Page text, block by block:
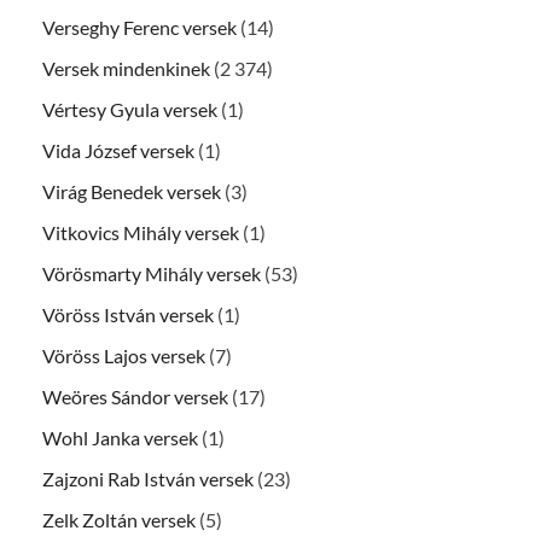
Verseghy Ferenc versek (14)
Versek mindenkinek (2 374)
Vértesy Gyula versek (1)
Vida József versek (1)
Virág Benedek versek (3)
Vitkovics Mihály versek (1)
Vörösmarty Mihály versek (53)
Vöröss István versek (1)
Vöröss Lajos versek (7)
Weöres Sándor versek (17)
Wohl Janka versek (1)
Zajzoni Rab István versek (23)
Zelk Zoltán versek (5)